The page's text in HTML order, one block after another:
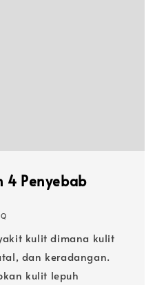
4 Penyebab
kulit dimana kulit
dan keradangan.
kulit lepuh